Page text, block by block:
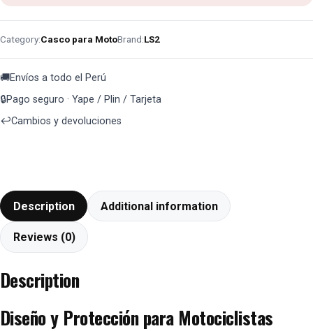
Category:Casco para MotoBrand:LS2
🚚Envíos a todo el Perú
🔒Pago seguro · Yape / Plin / Tarjeta
↩️Cambios y devoluciones
Description Additional information
Reviews (0)
Description
Diseño y Protección para Motociclistas